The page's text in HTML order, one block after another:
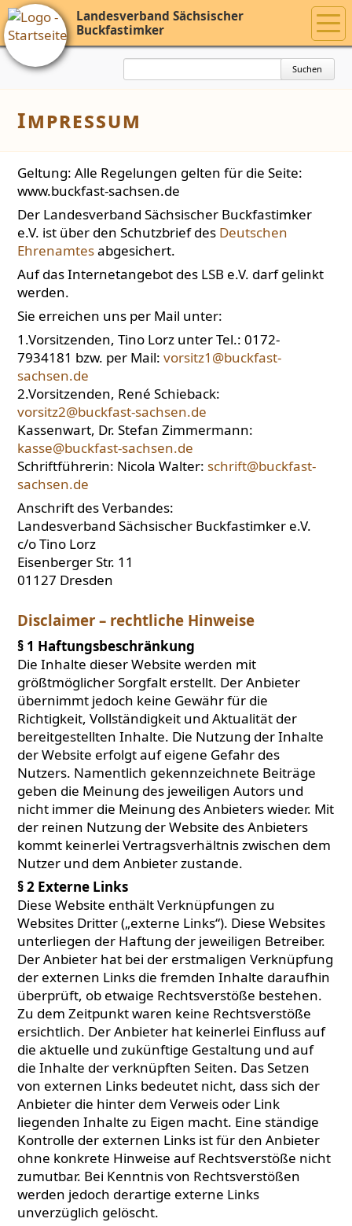
Landesverband Sächsischer
Buckfastimker
Suchen
Impressum
Geltung: Alle Regelungen gelten für die Seite:
www.buckfast-sachsen.de
Der Landesverband Sächsischer Buckfastimker
e.V. ist über den Schutzbrief des Deutschen
Ehrenamtesabgesichert.
Auf das Internetangebot des LSB e.V. darf gelinkt
werden.
Sie erreichen uns per Mail unter:
1.Vorsitzenden, Tino Lorz unter Tel.: 0172-
7934181 bzw. per Mail:vorsitz1@buckfast-
sachsen.de
2.Vorsitzenden, René Schieback:
vorsitz2@buckfast-sachsen.de
Kassenwart, Dr. Stefan Zimmermann:
kasse@buckfast-sachsen.de
Schriftführerin: Nicola Walter: schrift@buckfast-
sachsen.de
Anschrift des Verbandes:
Landesverband Sächsischer Buckfastimker e.V.
c/o Tino Lorz
Eisenberger Str. 11
01127 Dresden
Disclaimer – rechtliche Hinweise
§ 1 Haftungsbeschränkung
Die Inhalte dieser Website werden mit
größtmöglicher Sorgfalt erstellt. Der Anbieter
übernimmt jedoch keine Gewähr für die
Richtigkeit, Vollständigkeit und Aktualität der
bereitgestellten Inhalte. Die Nutzung der Inhalte
der Website erfolgt auf eigene Gefahr des
Nutzers. Namentlich gekennzeichnete Beiträge
geben die Meinung des jeweiligen Autors und
nicht immer die Meinung des Anbieters wieder. Mit
der reinen Nutzung der Website des Anbieters
kommt keinerlei Vertragsverhältnis zwischen dem
Nutzer und dem Anbieter zustande.
§ 2 Externe Links
Diese Website enthält Verknüpfungen zu
Websites Dritter („externe Links“). Diese Websites
unterliegen der Haftung der jeweiligen Betreiber.
Der Anbieter hat bei der erstmaligen Verknüpfung
der externen Links die fremden Inhalte daraufhin
überprüft, ob etwaige Rechtsverstöße bestehen.
Zu dem Zeitpunkt waren keine Rechtsverstöße
ersichtlich. Der Anbieter hat keinerlei Einfluss auf
die aktuelle und zukünftige Gestaltung und auf
die Inhalte der verknüpften Seiten. Das Setzen
von externen Links bedeutet nicht, dass sich der
Anbieter die hinter dem Verweis oder Link
liegenden Inhalte zu Eigen macht. Eine ständige
Kontrolle der externen Links ist für den Anbieter
ohne konkrete Hinweise auf Rechtsverstöße nicht
zumutbar. Bei Kenntnis von Rechtsverstößen
werden jedoch derartige externe Links
unverzüglich gelöscht.